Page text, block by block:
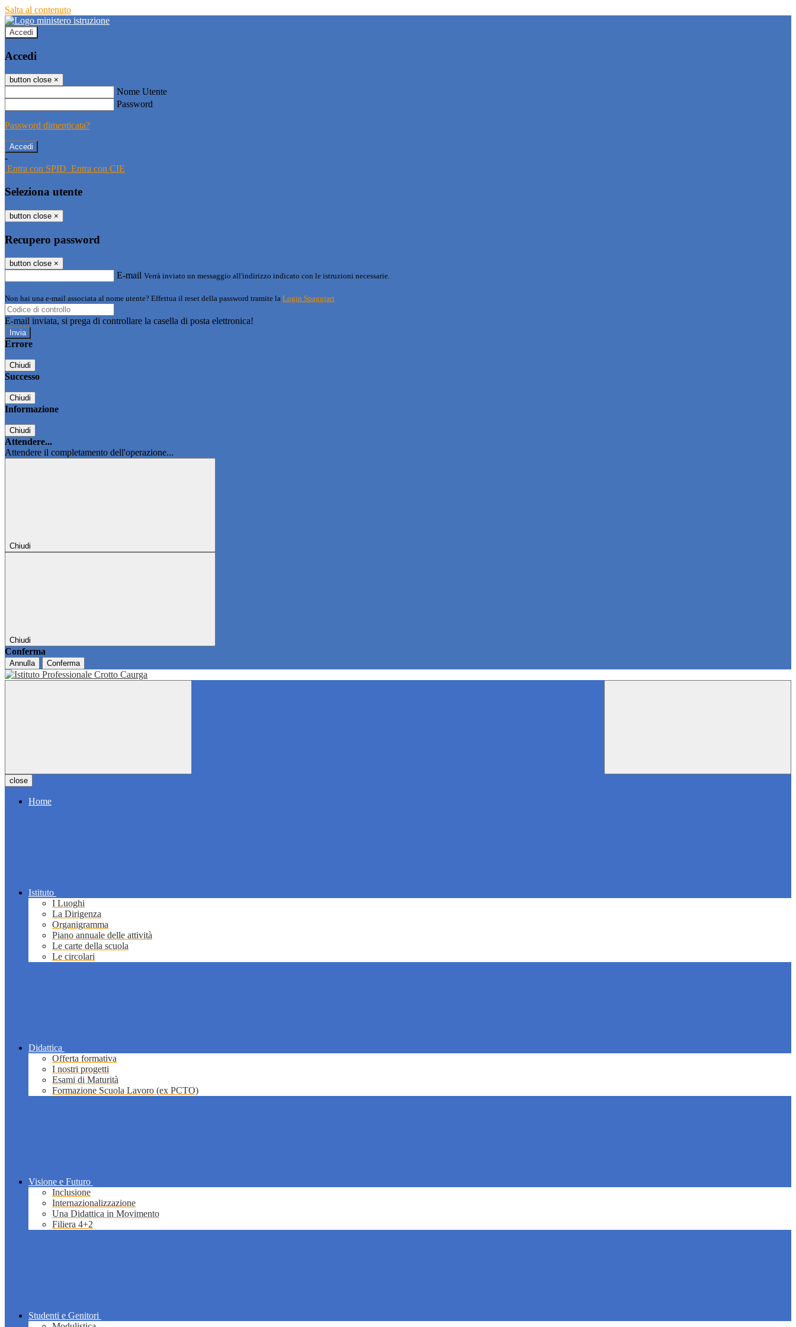
Salta al contenuto
Accedi
Accedi
button close ×
Nome Utente
Password
Password dimenticata?
-
Entra con SPID Entra con CIE
Seleziona utente
button close ×
Recupero password
button close ×
E-mail Verrà inviato un messaggio all'indirizzo indicato con le istruzioni necessarie.
Non hai una e-mail associata al nome utente? Effettua il reset della password tramite la Login Spaggiari
E-mail inviata, si prega di controllare la casella di posta elettronica!
Errore
Chiudi
Successo
Chiudi
Informazione
Chiudi
Attendere...
Attendere il completamento dell'operazione...
Chiudi
Chiudi
Conferma
Annulla Conferma
close
Home
Istituto
I Luoghi
La Dirigenza
Organigramma
Piano annuale delle attività
Le carte della scuola
Le circolari
Didattica
Offerta formativa
I nostri progetti
Esami di Maturità
Formazione Scuola Lavoro (ex PCTO)
Visione e Futuro
Inclusione
Internazionalizzazione
Una Didattica in Movimento
Filiera 4+2
Studenti e Genitori